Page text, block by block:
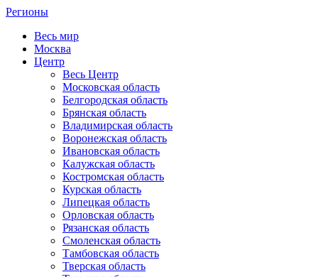
Регионы
Весь мир
Москва
Центр
Весь Центр
Московская область
Белгородская область
Брянская область
Владимирская область
Воронежская область
Ивановская область
Калужская область
Костромская область
Курская область
Липецкая область
Орловская область
Рязанская область
Смоленская область
Тамбовская область
Тверская область